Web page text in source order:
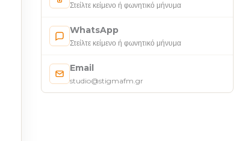
Στείλτε κείμενο ή φωνητικό μήνυμα
WhatsApp
Στείλτε κείμενο ή φωνητικό μήνυμα
Email
studio@stigmafm.gr